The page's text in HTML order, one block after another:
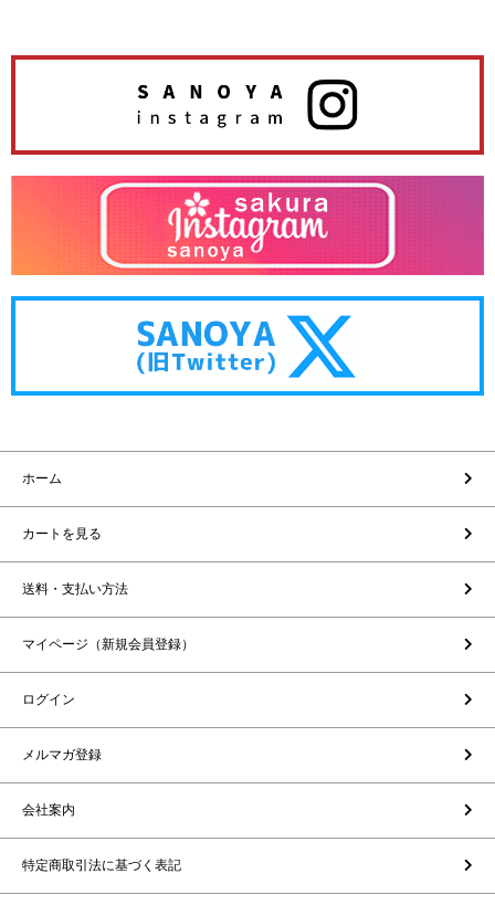
ホーム
カートを見る
送料・支払い方法
マイページ（新規会員登録）
ログイン
メルマガ登録
会社案内
特定商取引法に基づく表記